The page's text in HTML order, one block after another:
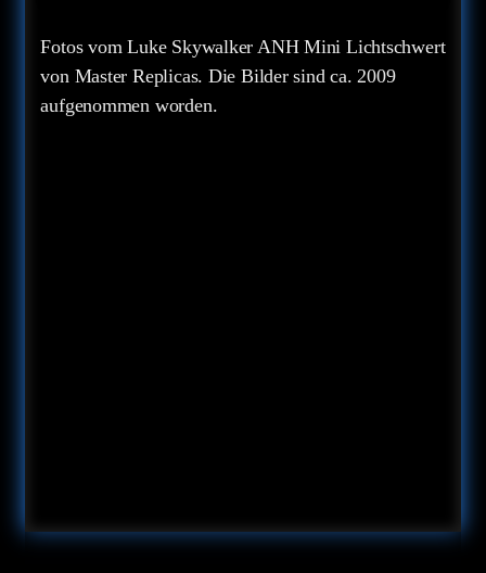
Fotos vom Luke Skywalker ANH Mini Lichtschwert
von Master Replicas. Die Bilder sind ca. 2009
aufgenommen worden.